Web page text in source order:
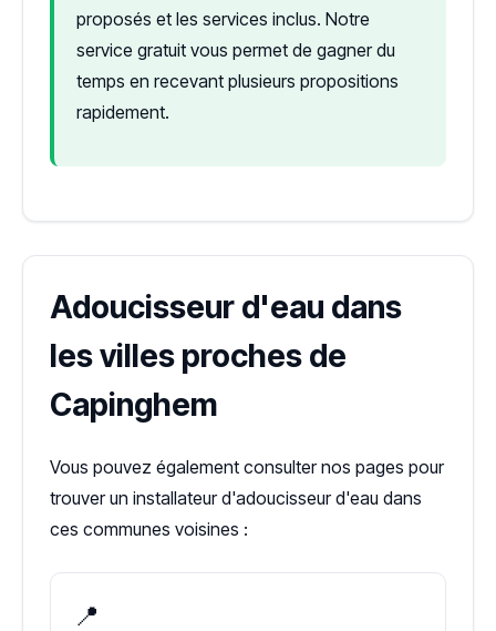
proposés et les services inclus. Notre
service gratuit vous permet de gagner du
temps en recevant plusieurs propositions
rapidement.
Adoucisseur d'eau dans
les villes proches de
Capinghem
Vous pouvez également consulter nos pages pour
trouver un installateur d'adoucisseur d'eau dans
ces communes voisines :
📍